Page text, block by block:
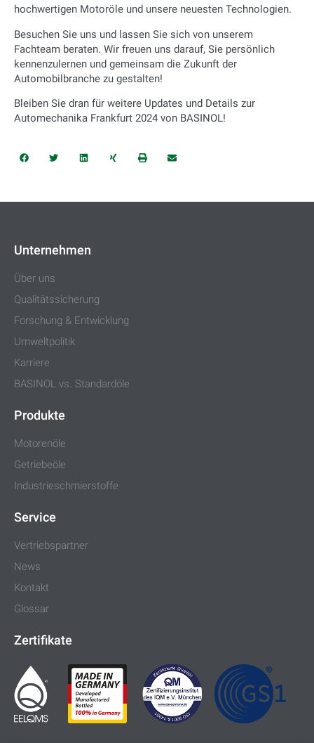
hochwertigen Motoröle und unsere neuesten Technologien.
Besuchen Sie uns und lassen Sie sich von unserem
Fachteam beraten. Wir freuen uns darauf, Sie persönlich
kennenzulernen und gemeinsam die Zukunft der
Automobilbranche zu gestalten!
Bleiben Sie dran für weitere Updates und Details zur
Automechanika Frankfurt 2024 von BASINOL!
Unternehmen
Über uns
Qualitätssicherung
Forschung & Entwicklung
Umweltpolitik
Karriere
BASINOL vs. Standardöle
Produkte
Motorenöle
Getriebeöle
Industrieschmierstoffe
Service
Vertriebspartner
News
Kontakt
Glossar
Zertifikate